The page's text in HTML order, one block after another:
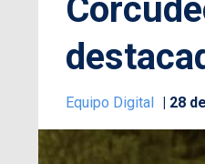
Equipo Digital 28